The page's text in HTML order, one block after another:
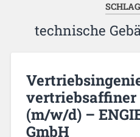
technische
vertriebsaffiner
(m/w/d) –
GmbH